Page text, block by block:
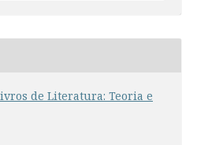
de Literatura: Teoria e